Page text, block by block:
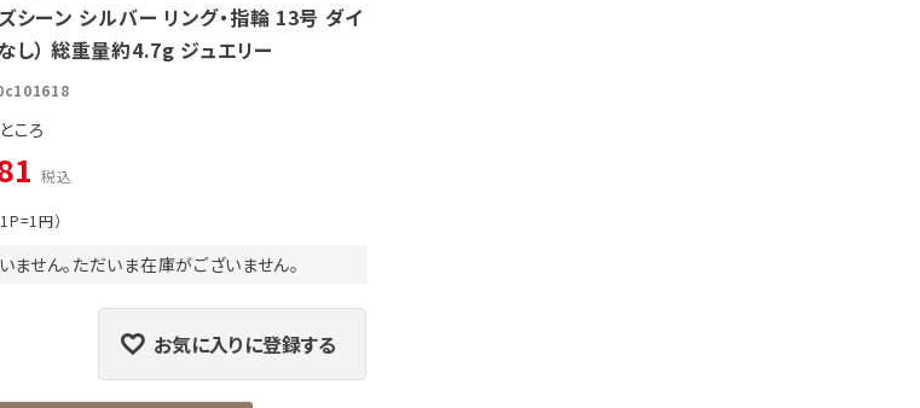
シーン シルバー リング・指輪 13号 ダイ
し） 総重量約4.7g ジュエリー
税込
円）
ません。ただいま在庫がございません。
お気に入りに登録する